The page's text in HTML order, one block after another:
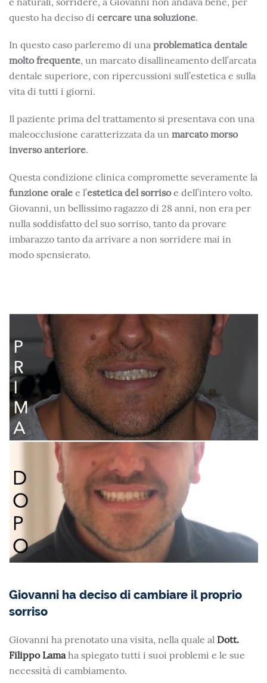
questo ha deciso di cercare una soluzione.
In questo caso parleremo di una problematica dentale
molto frequente, un marcato disallineamento dell’arcata
dentale superiore, con ripercussioni sull’estetica e sulla
vita di tutti i giorni.
Il paziente prima del trattamento si presentava con una
maleocclusione caratterizzata da un marcato morso
inverso anteriore.
Questa condizione clinica compromette severamente la
funzione orale e l’estetica del sorrisoe dell’intero volto.
Giovanni, un bellissimo ragazzo di 28 anni, non era per
nulla soddisfatto del suo sorriso, tanto da provare
imbarazzo tanto da arrivare a non sorridere mai in
modo spensierato.
Giovanni ha deciso di cambiare il proprio
sorriso
Giovanni ha prenotato una visita, nella quale al Dott.
Filippo Lamaha spiegato tutti i suoi problemi e le sue
necessità di cambiamento.